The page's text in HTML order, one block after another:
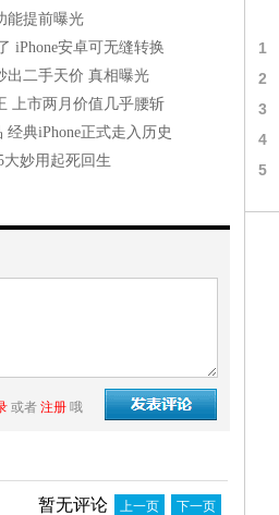
能提前曝光
iPhone安卓可无缝转换
出二手天价 真相曝光
上市两月价值几乎腰斩
典iPhone正式走入历史
大妙用起死回生
或者 注册 哦
暂无评论 上一页 下一页
1
2
3
4
5